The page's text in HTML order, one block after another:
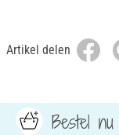
Artikel delen
Bestel nu